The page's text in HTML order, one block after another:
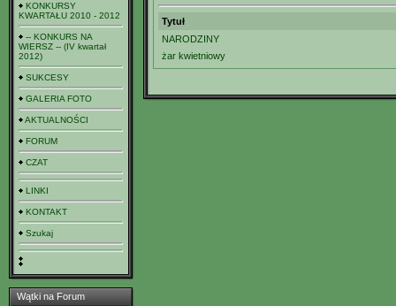
KONKURSY
KWARTAŁU 2010 - 2012
-- KONKURS NA
WIERSZ -- (IV kwartał
2012)
SUKCESY
GALERIA FOTO
AKTUALNOŚCI
FORUM
CZAT
LINKI
KONTAKT
Szukaj
Wątki na Forum
Tytuł
NARODZINY
żar kwietniowy